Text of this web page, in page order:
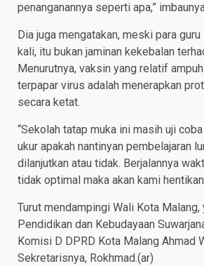
penanganannya seperti apa,”
Dia juga mengatakan, meski para
kali, itu bukan jaminan kekebalan
Menurutnya, vaksin yang relatif
terpapar virus adalah menerapkan
secara ketat.
“Sekolah tatap muka ini masih uji
ukur apakah nantinyan pembelajaran
dilanjutkan atau tidak. Berjalannya
tidak optimal maka akan kami
Turut mendampingi Wali Kota
Pendidikan dan Kebudayaan
Komisi D DPRD Kota Malang Ahmad
Sekretarisnya, Rokhmad.(ar)